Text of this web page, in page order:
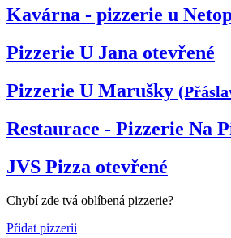
Kavárna - pizzerie u
Pizzerie U Jana otevřené
Pizzerie U Marušky
Restaurace - Pizzerie Na
JVS Pizza otevřené
Chybí zde tvá oblíbená pizzerie?
Přidat pizzerii